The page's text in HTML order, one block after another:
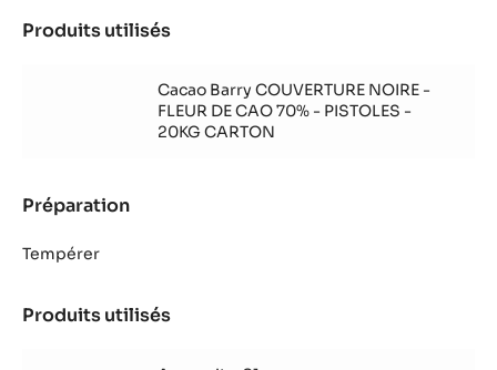
Produits utilisés
Cacao Barry COUVERTURE NOIRE -
FLEUR DE CAO 70% - PISTOLES -
20KG CARTON
Préparation
Tempérer
Produits utilisés